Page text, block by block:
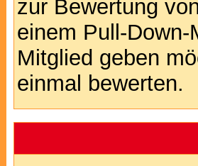
zur Bewertung
einem Pull-
Mitglied geben
einmal bewerten.